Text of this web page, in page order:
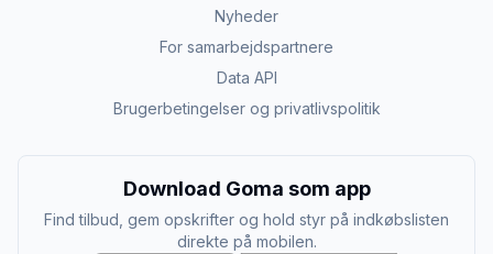
Nyheder
For samarbejdspartnere
Data API
Brugerbetingelser og privatlivspolitik
Download Goma som app
Find tilbud, gem opskrifter og hold styr på indkøbslisten
direkte på mobilen.